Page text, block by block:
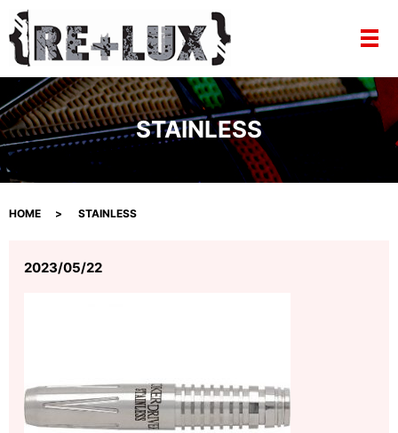
メ
STAINLESS
HOME STAINLESS
2023/05/22